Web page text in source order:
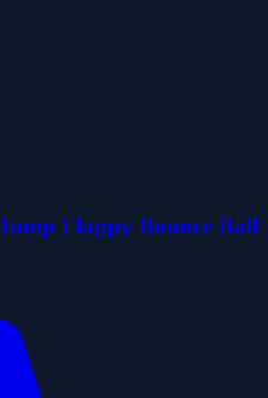
Flappy Bounce Ball